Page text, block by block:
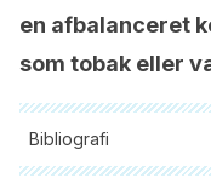
en afbalanceret
som tobak eller
Bibliografi
Alle citerede kilder